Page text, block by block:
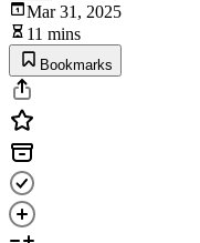
Mar 31, 2025
11 mins
Bookmarks